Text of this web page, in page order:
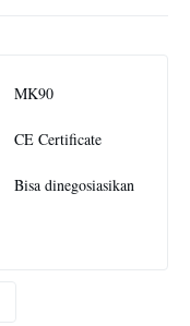
MK90
CE Certificate
Bisa dinegosiasikan